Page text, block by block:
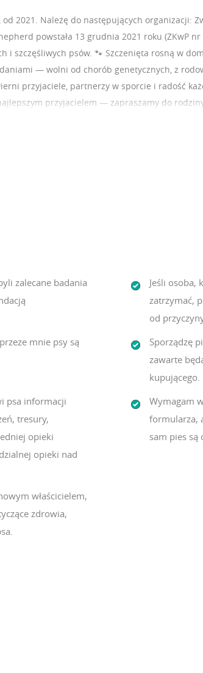
2021. Należę do następujących organizacji:
powstała 13 grudnia 2021 roku (ZKwP
i szczęśliwych psów. 🐾 Szczenięta rosną w
— wolni od chorób genetycznych, z
przyjaciele, partnerzy w sporcie i radość
przyjacielem — zapraszamy do
zalecane badania
Jeśli osoba,
zatrzymać,
od
mnie psy są
Sporządzę
zawarte
kupującego.
psa informacji
tresury,
opieki
opieki nad
Wymagam
formularza,
sam pies
właścicielem,
zdrowia,